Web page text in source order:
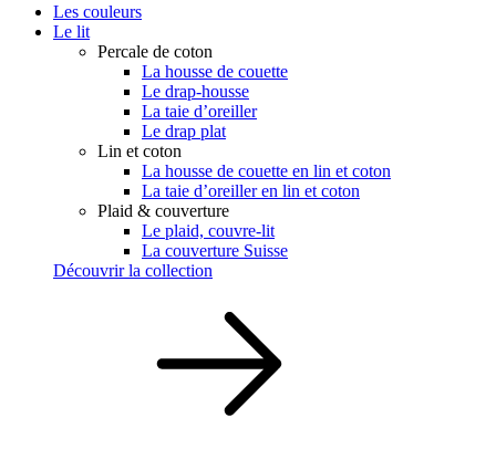
Les couleurs
Le lit
Percale de coton
La housse de couette
Le drap-housse
La taie d’oreiller
Le drap plat
Lin et coton
La housse de couette en lin et coton
La taie d’oreiller en lin et coton
Plaid & couverture
Le plaid, couvre-lit
La couverture Suisse
Découvrir la collection